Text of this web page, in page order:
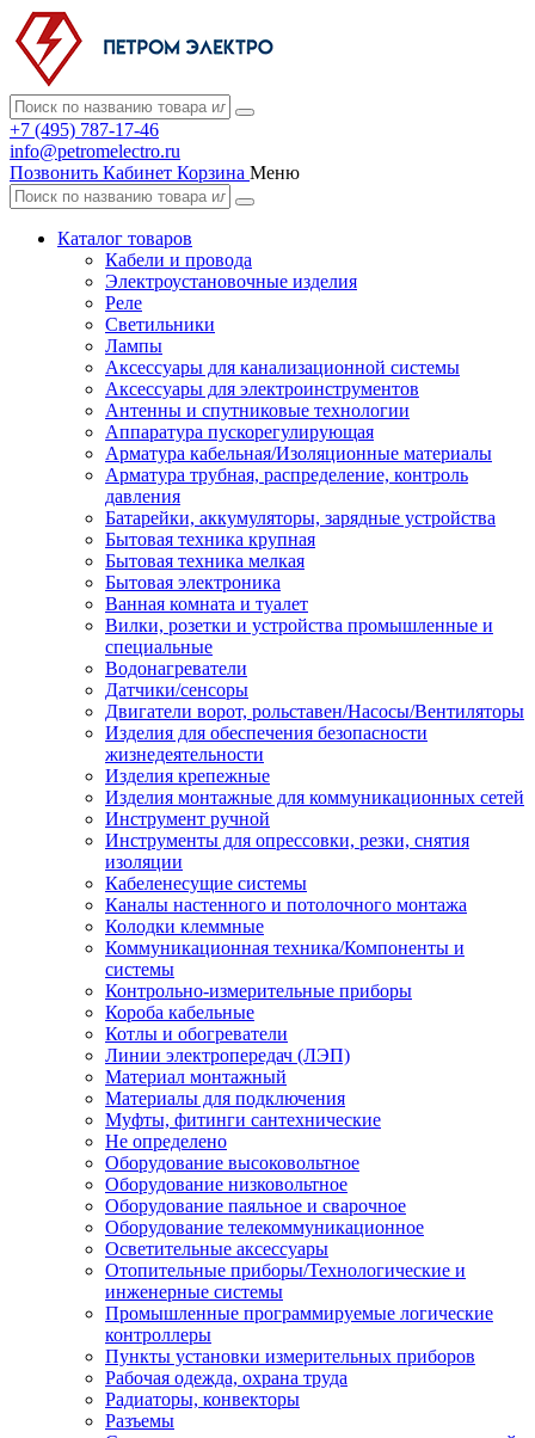
+7 (495) 787-17-46
info@petromelectro.ru
Позвонить Кабинет Корзина Меню
Каталог товаров
Кабели и провода
Электроустановочные изделия
Реле
Светильники
Лампы
Аксессуары для канализационной системы
Аксессуары для электроинструментов
Антенны и спутниковые технологии
Аппаратура пускорегулирующая
Арматура кабельная/Изоляционные материалы
Арматура трубная, распределение, контроль
давления
Батарейки, аккумуляторы, зарядные устройства
Бытовая техника крупная
Бытовая техника мелкая
Бытовая электроника
Ванная комната и туалет
Вилки, розетки и устройства промышленные и
специальные
Водонагреватели
Датчики/сенсоры
Двигатели ворот, рольставен/Насосы/Вентиляторы
Изделия для обеспечения безопасности
жизнедеятельности
Изделия крепежные
Изделия монтажные для коммуникационных сетей
Инструмент ручной
Инструменты для опрессовки, резки, снятия
изоляции
Кабеленесущие системы
Каналы настенного и потолочного монтажа
Колодки клеммные
Коммуникационная техника/Компоненты и
системы
Контрольно-измерительные приборы
Короба кабельные
Котлы и обогреватели
Линии электропередач (ЛЭП)
Материал монтажный
Материалы для подключения
Муфты, фитинги сантехнические
Не определено
Оборудование высоковольтное
Оборудование низковольтное
Оборудование паяльное и сварочное
Оборудование телекоммуникационное
Осветительные аксессуары
Отопительные приборы/Технологические и
инженерные системы
Промышленные программируемые логические
контроллеры
Пункты установки измерительных приборов
Рабочая одежда, охрана труда
Радиаторы, конвекторы
Разъемы